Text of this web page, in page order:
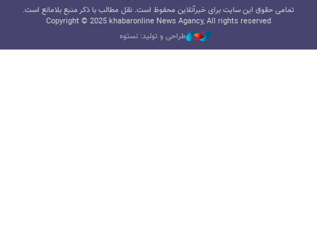
تمامی حقوق این سایت برای خبرآنلاین محفوظ است. نقل مطالب با ذکر منبع بلامانع است.
Copyright © 2025 khabaronline News Agancy, All rights reserved
طراحی و تولید: نستوه